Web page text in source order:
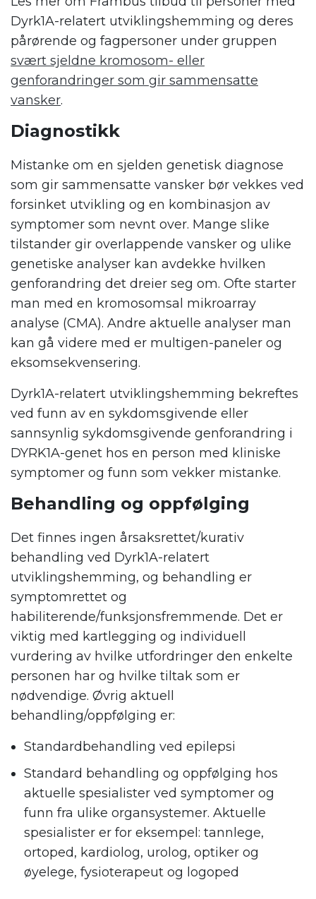
Dyrk1A-relatert utviklingshemming og deres
pårørende og fagpersoner under gruppen
svært sjeldne kromosom- eller
genforandringer som gir sammensatte
vansker.
Diagnostikk
Mistanke om en sjelden genetisk diagnose
som gir sammensatte vansker bør vekkes ved
forsinket utvikling og en kombinasjon av
symptomer som nevnt over. Mange slike
tilstander gir overlappende vansker og ulike
genetiske analyser kan avdekke hvilken
genforandring det dreier seg om. Ofte starter
man med en kromosomsal mikroarray
analyse (CMA). Andre aktuelle analyser man
kan gå videre med er multigen-paneler og
eksomsekvensering.
Dyrk1A-relatert utviklingshemming bekreftes
ved funn av en sykdomsgivende eller
sannsynlig sykdomsgivende genforandring i
DYRK1A-genet hos en person med kliniske
symptomer og funn som vekker mistanke.
Behandling og oppfølging
Det finnes ingen årsaksrettet/kurativ
behandling ved Dyrk1A-relatert
utviklingshemming, og behandling er
symptomrettet og
habiliterende/funksjonsfremmende. Det er
viktig med kartlegging og individuell
vurdering av hvilke utfordringer den enkelte
personen har og hvilke tiltak som er
nødvendige. Øvrig aktuell
behandling/oppfølging er:
Standardbehandling ved epilepsi
Standard behandling og oppfølging hos
aktuelle spesialister ved symptomer og
funn fra ulike organsystemer. Aktuelle
spesialister er for eksempel: tannlege,
ortoped, kardiolog, urolog, optiker og
øyelege, fysioterapeut og logoped